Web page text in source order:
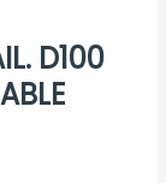
D100